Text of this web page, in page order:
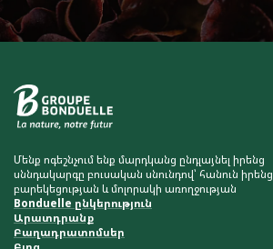
Մենք ոգեշնչում ենք մարդկանց ընդլայնել իրենց
սննդակարգը բուսական սնունդով՝ հանուն իրենց
բարեկեցության և մոլորակի առողջության
Bonduelle ընկերություն
Արատդրանք
Բաղադրատոմսեր